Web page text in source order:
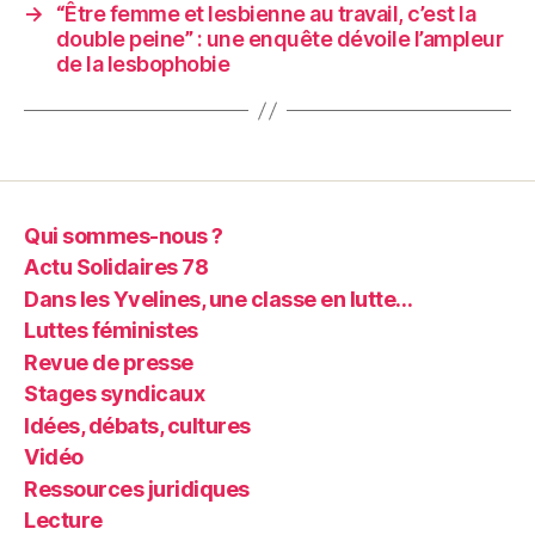
→
“Être femme et lesbienne au travail, c’est la
double peine” : une enquête dévoile l’ampleur
de la lesbophobie
Qui sommes-nous ?
Actu Solidaires 78
Dans les Yvelines, une classe en lutte…
Luttes féministes
Revue de presse
Stages syndicaux
Idées, débats, cultures
Vidéo
Ressources juridiques
Lecture